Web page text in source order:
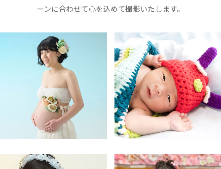
ーンに合わせて心を込めて撮影いたします。